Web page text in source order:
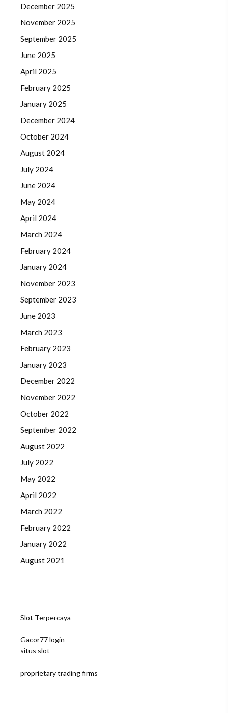
December 2025
November 2025
September 2025
June 2025
April 2025
February 2025
January 2025
December 2024
October 2024
August 2024
July 2024
June 2024
May 2024
April 2024
March 2024
February 2024
January 2024
November 2023
September 2023
June 2023
March 2023
February 2023
January 2023
December 2022
November 2022
October 2022
September 2022
August 2022
July 2022
May 2022
April 2022
March 2022
February 2022
January 2022
August 2021
Slot Terpercaya
Gacor77 login
situs slot
proprietary trading firms